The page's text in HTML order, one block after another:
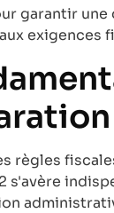
garantir une
exigences
règles
s'avère